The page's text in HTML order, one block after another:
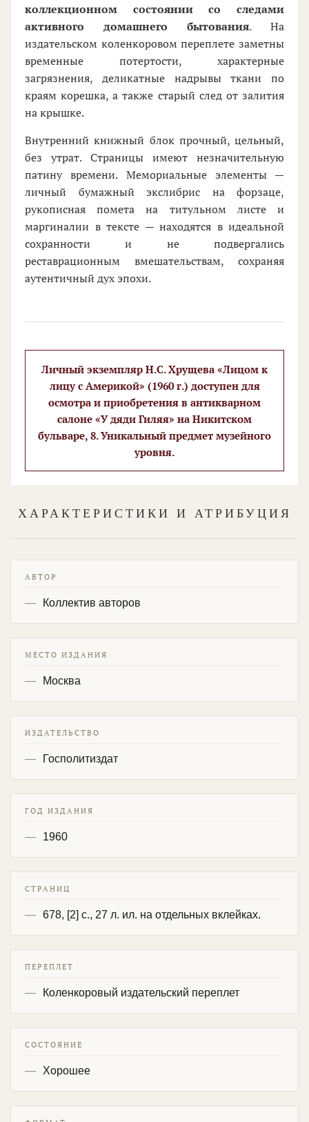
коллекционном состоянии со следами
активного домашнего бытования. На
издательском коленкоровом переплете заметны
временные потертости, характерные
загрязнения, деликатные надрывы ткани по
краям корешка, а также старый след от залития
на крышке.
Внутренний книжный блок прочный, цельный,
без утрат. Страницы имеют незначительную
патину времени. Мемориальные элементы —
личный бумажный экслибрис на форзаце,
рукописная помета на титульном листе и
маргиналии в тексте — находятся в идеальной
сохранности и не подвергались
реставрационным вмешательствам, сохраняя
аутентичный дух эпохи.
Личный экземпляр Н.С. Хрущева «Лицом к
лицу с Америкой» (1960 г.) доступен для
осмотра и приобретения в антикварном
салоне «У дяди Гиляя» на Никитском
бульваре, 8. Уникальный предмет музейного
уровня.
ХАРАКТЕРИСТИКИ И АТРИБУЦИЯ
АВТОР
Коллектив авторов
МЕСТО ИЗДАНИЯ
Москва
ИЗДАТЕЛЬСТВО
Госполитиздат
ГОД ИЗДАНИЯ
1960
СТРАНИЦ
678, [2] с., 27 л. ил. на отдельных вклейках.
ПЕРЕПЛЕТ
Коленкоровый издательский переплет
СОСТОЯНИЕ
Хорошее